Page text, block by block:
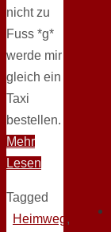
nicht zu
Fuss *g*
werde mir
gleich ein
Taxi
bestellen.
Mehr
Lesen
Tagged
Heimweg ,